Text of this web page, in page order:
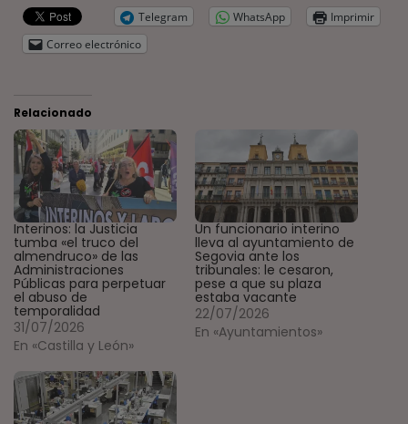
Telegram
WhatsApp
Imprimir
Correo electrónico
Relacionado
Interinos: la Justicia
tumba «el truco del
almendruco» de las
Administraciones
Públicas para perpetuar
el abuso de
temporalidad
31/07/2026
En «Castilla y León»
Un funcionario interino
lleva al ayuntamiento de
Segovia ante los
tribunales: le cesaron,
pese a que su plaza
estaba vacante
22/07/2026
En «Ayuntamientos»